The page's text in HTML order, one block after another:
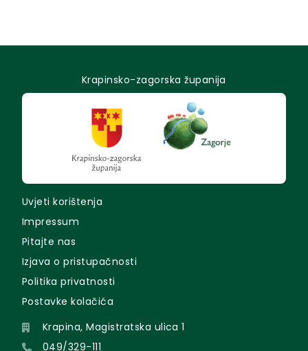
Krapinsko-zagorska županija
Uvjeti korištenja
Impressum
Pitajte nas
Izjava o pristupačnosti
Politika privatnosti
Postavke kolačića
Krapina, Magistratska ulica 1
049/329-111